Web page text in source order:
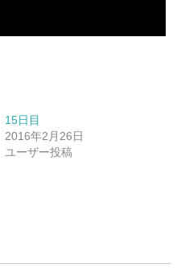
15日目
2016年2月26日
ユーザー投稿